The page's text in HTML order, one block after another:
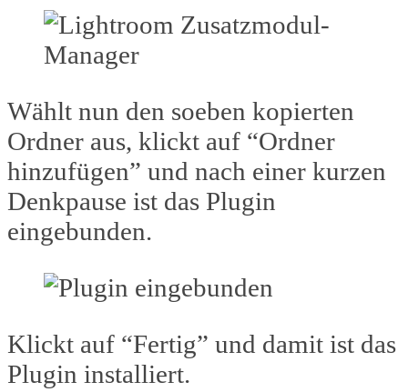
Wählt nun den soeben kopierten
Ordner aus, klickt auf “Ordner
hinzufügen” und nach einer kurzen
Denkpause ist das Plugin
eingebunden.
Klickt auf “Fertig” und damit ist das
Plugin installiert.